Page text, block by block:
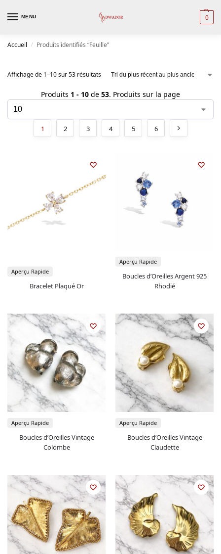
MENU 0
Accueil / Produits identifiés “Feuille”
Affichage de 1–10 sur 53 résultats
Produits 1 - 10 de 53. Produits sur la page
1 2 3 4 5 6
Bracelet Plaqué Or
Aperçu Rapide
Boucles d’Oreilles Argent 925
Rhodié
Aperçu Rapide
Boucles d’Oreilles Vintage
Colombe
Aperçu Rapide
Boucles d’Oreilles Vintage
Claudette
Aperçu Rapide